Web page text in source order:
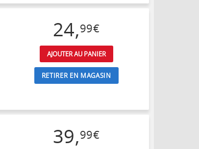
24,99€
AJOUTER AU PANIER
RETIRER EN MAGASIN
39,99€